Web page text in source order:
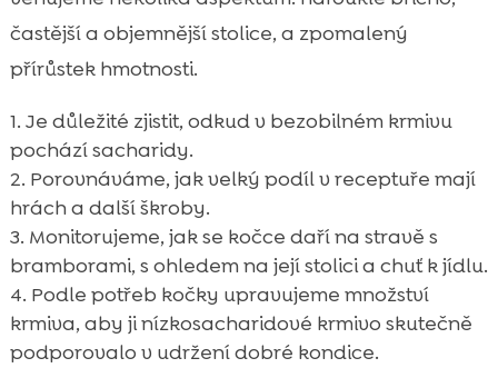
častější a objemnější stolice, a zpomalený
přírůstek hmotnosti.
Je důležité zjistit, odkud v bezobilném krmivu
pochází sacharidy.
Porovnáváme, jak velký podíl v receptuře mají
hrách a další škroby.
Monitorujeme, jak se kočce daří na stravě s
bramborami, s ohledem na její stolici a chuť k jídlu.
Podle potřeb kočky upravujeme množství
krmiva, aby ji nízkosacharidové krmivo skutečně
podporovalo v udržení dobré kondice.